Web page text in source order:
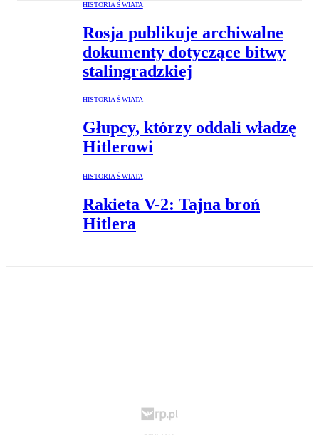
HISTORIA ŚWIATA
Rosja publikuje archiwalne
dokumenty dotyczące bitwy
stalingradzkiej
HISTORIA ŚWIATA
Głupcy, którzy oddali władzę
Hitlerowi
HISTORIA ŚWIATA
Rakieta V-2: Tajna broń
Hitlera